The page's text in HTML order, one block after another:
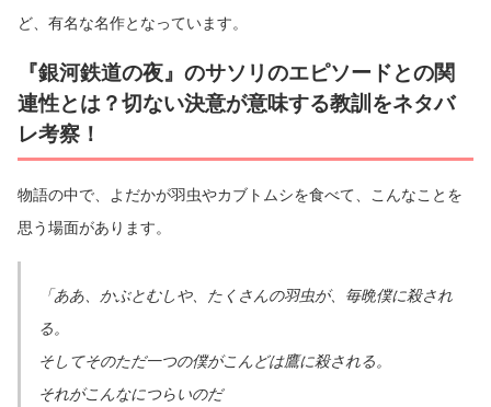
ど、有名な名作となっています。
『銀河鉄道の夜』のサソリのエピソードとの関
連性とは？切ない決意が意味する教訓をネタバ
レ考察！
物語の中で、よだかが羽虫やカブトムシを食べて、こんなことを
思う場面があります。
「ああ、かぶとむしや、たくさんの羽虫が、毎晩僕に殺され
る。
そしてそのただ一つの僕がこんどは鷹に殺される。
それがこんなにつらいのだ